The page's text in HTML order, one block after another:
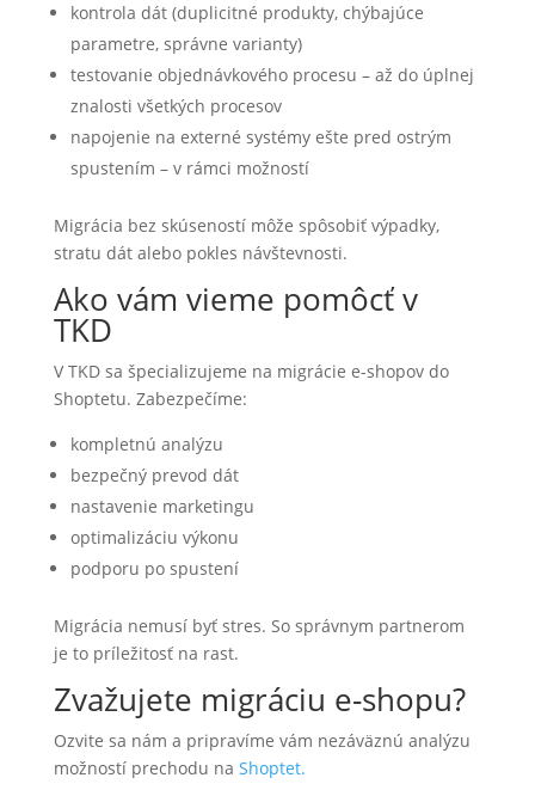
kontrola dát (duplicitné produkty, chýbajúce
parametre, správne varianty)
testovanie objednávkového procesu – až do úplnej
znalosti všetkých procesov
napojenie na externé systémy ešte pred ostrým
spustením – v rámci možností
Migrácia bez skúseností môže spôsobiť výpadky,
stratu dát alebo pokles návštevnosti.
Ako vám vieme pomôcť v
TKD
V TKD sa špecializujeme na migrácie e-shopov do
Shoptetu. Zabezpečíme:
kompletnú analýzu
bezpečný prevod dát
nastavenie marketingu
optimalizáciu výkonu
podporu po spustení
Migrácia nemusí byť stres. So správnym partnerom
je to príležitosť na rast.
Zvažujete migráciu e-shopu?
Ozvite sa nám a pripravíme vám nezáväznú analýzu
možností prechodu na Shoptet.